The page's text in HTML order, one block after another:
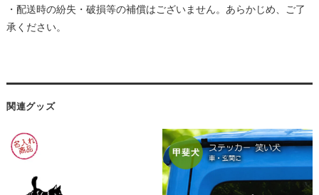
・配送時の紛失・破損等の補償はございません。あらかじめ、ご了
承ください。
関連グッズ